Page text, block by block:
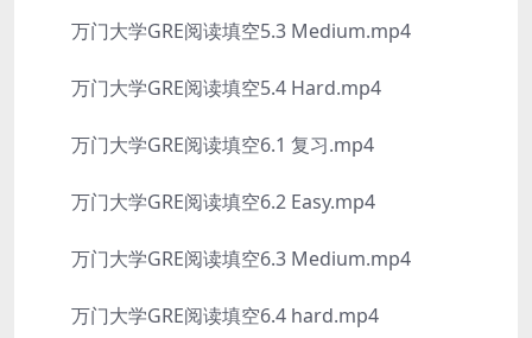
万门大学GRE阅读填空5.3 Medium.mp4
万门大学GRE阅读填空5.4 Hard.mp4
万门大学GRE阅读填空6.1 复习.mp4
万门大学GRE阅读填空6.2 Easy.mp4
万门大学GRE阅读填空6.3 Medium.mp4
万门大学GRE阅读填空6.4 hard.mp4